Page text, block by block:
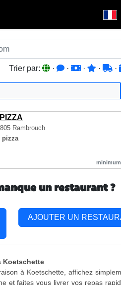
Trier par: · · · · ·
Rambrouch
pizza
un restaurant ?
AJOUTER UN
Koetschette
à Koetschette, affichez
et faites vous livrer vos repas